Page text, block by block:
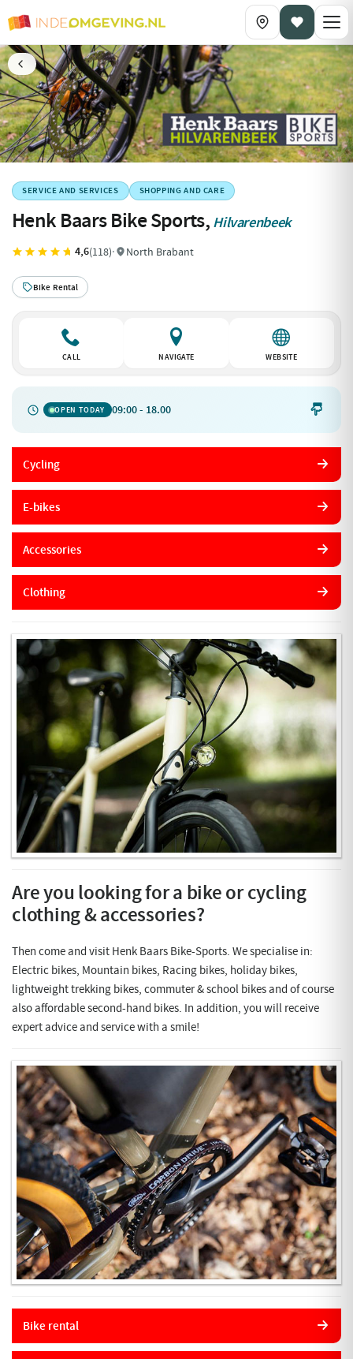
SERVICE AND SERVICES SHOPPING AND CARE
Henk Baars Bike Sports, Hilvarenbeek
4,6(118)· North Brabant
Bike Rental
CALL NAVIGATE WEBSITE
OPEN TODAY 09:00 - 18.00 
Cycling
E-bikes
Accessories
Clothing
Are you looking for a bike or cycling
clothing & accessories?
Then come and visit Henk Baars Bike-Sports. We specialise in:
Electric bikes, Mountain bikes, Racing bikes, holiday bikes,
lightweight trekking bikes, commuter & school bikes and of course
also affordable second-hand bikes. In addition, you will receive
expert advice and service with a smile!
Bike rental